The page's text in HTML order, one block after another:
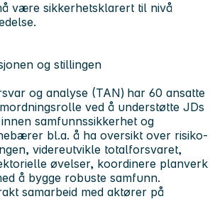
være sikkerhetsklarert til nivå
og stillingen
og analyse (TAN) har 60 ansatte
ved å understøtte JDs
samfunnssikkerhet og
bl.a. å ha oversikt over risiko-
videreutvikle totalforsvaret,
øvelser, koordinere planverk
å bygge robuste samfunn.
samarbeid med aktører på